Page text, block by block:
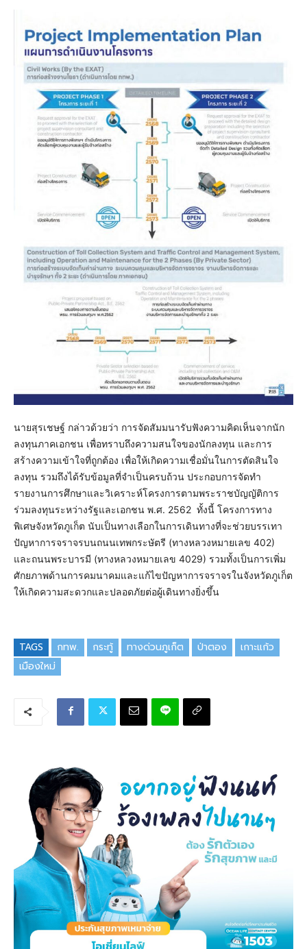
นายสุรเชษฐ์ กล่าวด้วยว่า การจัดสัมมนารับฟังความคิดเห็นจากนัก
ลงทุนภาคเอกชน เพื่อทราบถึงความสนใจของนักลงทุน และการ
สร้างความเข้าใจที่ถูกต้อง เพื่อให้เกิดความเชื่อมั่นในการตัดสินใจ
ลงทุน รวมถึงได้รับข้อมูลที่จำเป็นครบถ้วน ประกอบการจัดทำ
รายงานการศึกษาและวิเคราะห์โครงการตามพระราชบัญญัติการ
ร่วมลงทุนระหว่างรัฐและเอกชน พ.ศ. 2562 ทั้งนี้ โครงการทาง
พิเศษจังหวัดภูเก็ต นับเป็นทางเลือกในการเดินทางที่จะช่วยบรรเทา
ปัญหาการจราจรบนถนนเทพกระษัตรี (ทางหลวงหมายเลข 402)
และถนนพระบารมี (ทางหลวงหมายเลข 4029) รวมทั้งเป็นการเพิ่ม
ศักยภาพด้านการคมนาคมและแก้ไขปัญหาการจราจรในจังหวัดภูเก็ต
ให้เกิดความสะดวกและปลอดภัยต่อผู้เดินทางยิ่งขึ้น
TAGS กทพ. กระทู้ ทางด่วนภูเก็ต ป่าตอง
เกาะแก้ว
เมืองใหม่